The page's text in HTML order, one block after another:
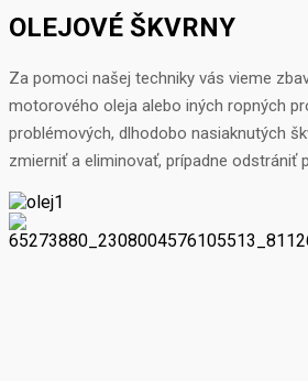
OLEJOVÉ ŠKVRNY
Za pomoci našej techniky vás vieme
motorového oleja alebo iných ropných
problémových, dlhodobo nasiaknutých
zmierniť a eliminovať, prípadne odstrániť